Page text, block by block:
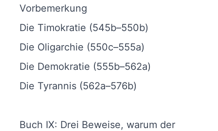
Vorbemerkung
Die Timokratie (545b–550b)
Die Oligarchie (550c–555a)
Die Demokratie (555b–562a)
Die Tyrannis (562a–576b)
Buch IX: Drei Beweise, warum der